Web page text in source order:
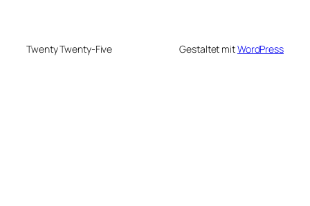
Twenty Twenty-Five Gestaltet mitWordPress